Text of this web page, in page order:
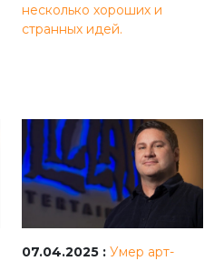
несколько хороших и
странных идей.
07.04.2025 : Умер арт-